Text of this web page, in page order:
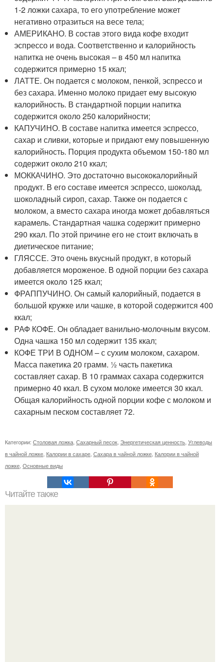
1-2 ложки сахара, то его употребление может
негативно отразиться на весе тела;
АМЕРИКАНО. В состав этого вида кофе входит
эспрессо и вода. Соответственно и калорийность
напитка не очень высокая – в 450 мл напитка
содержится примерно 15 ккал;
ЛАТТЕ. Он подается с молоком, пенкой, эспрессо и
без сахара. Именно молоко придает ему высокую
калорийность. В стандартной порции напитка
содержится около 250 калорийности;
КАПУЧИНО. В составе напитка имеется эспрессо,
сахар и сливки, которые и придают ему повышенную
калорийность. Порция продукта объемом 150-180 мл
содержит около 210 ккал;
МОККАЧИНО. Это достаточно высококалорийный
продукт. В его составе имеется эспрессо, шоколад,
шоколадный сироп, сахар. Также он подается с
молоком, а вместо сахара иногда может добавляться
карамель. Стандартная чашка содержит примерно
290 ккал. По этой причине его не стоит включать в
диетическое питание;
ГЛЯССЕ. Это очень вкусный продукт, в который
добавляется мороженое. В одной порции без сахара
имеется около 125 ккал;
ФРАППУЧИНО. Он самый калорийный, подается в
большой кружке или чашке, в которой содержится 400
ккал;
РАФ КОФЕ. Он обладает ванильно-молочным вкусом.
Одна чашка 150 мл содержит 135 ккал;
КОФЕ ТРИ В ОДНОМ – с сухим молоком, сахаром.
Масса пакетика 20 грамм. ½ часть пакетика
составляет сахар. В 10 граммах сахара содержится
примерно 40 ккал. В сухом молоке имеется 30 ккал.
Общая калорийность одной порции кофе с молоком и
сахарным песком составляет 72.
Категории: Столовая ложка, Сахарный песок, Энергетическая ценность, Углеводы
в чайной ложке, Калории в сахаре, Сахара в чайной ложке, Калории в чайной
ложке, Основные виды
Читайте также